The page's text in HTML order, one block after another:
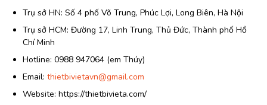
Trụ sở HN: Số 4 phố Võ Trung, Phúc Lợi, Long Biên, Hà Nội
Trụ sở HCM: Đường 17, Linh Trung, Thủ Đức, Thành phố Hồ
Chí Minh
Hotline: 0988 947064 (em Thúy)
Email: thietbivietavn@gmail.com
Website: https://thietbivieta.com/